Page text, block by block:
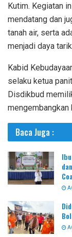
Kutim. Kegiatan
mendatang dan
tanah air, serta
menjadi daya
Kabid
selaku ketua
Disdikbud
mengembangkan
Baca Juga :